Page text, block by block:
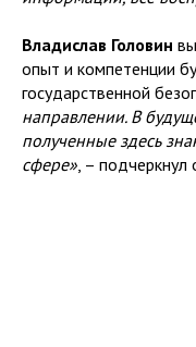
Владислав Головин
опыт и компетенции
государственной
направлении. В
полученные здесь
сфере», – подчеркнул